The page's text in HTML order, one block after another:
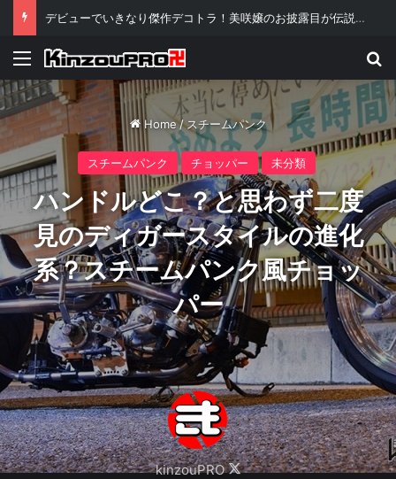
デビューでいきなり傑作デコトラ！美咲嬢のお披露目が伝説級といわれる理由ｗ
Menu
Home/スチームパンク
スチームパンク チョッパー 未分類
ハンドルどこ？と思わず二度
見のディガースタイルの進化
系？スチームパンク風チョッ
パー
kinzouPRO
Follow